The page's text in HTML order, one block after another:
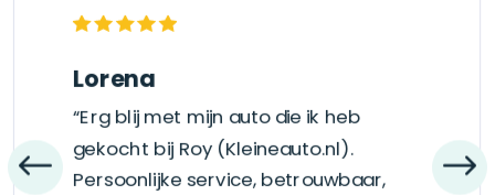
Lorena
“Erg blij met mijn auto die ik heb
gekocht bij Roy (Kleineauto.nl).
Persoonlijke service, betrouwbaar,